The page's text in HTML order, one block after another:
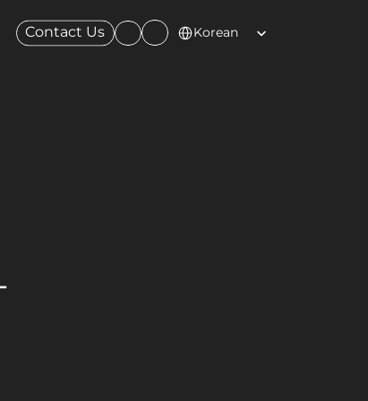
Contact Us Korean